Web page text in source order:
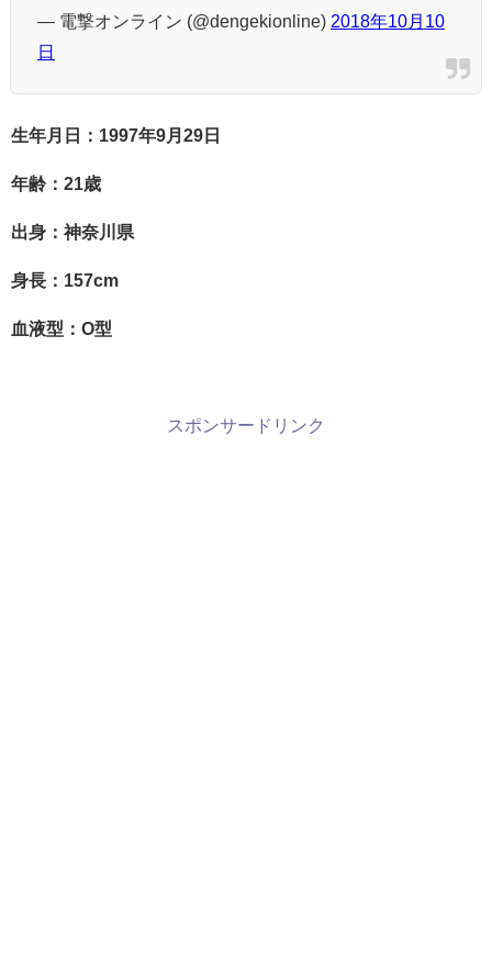
— 電撃オンライン (@dengekionline) 2018年10月10
日
生年月日：1997年9月29日
年齢：21歳
出身：神奈川県
身長：157cm
血液型：O型
スポンサードリンク